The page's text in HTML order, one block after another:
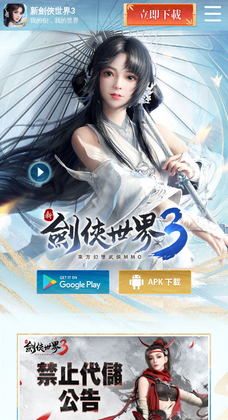
新劍俠世界3
我的劍，我的世界